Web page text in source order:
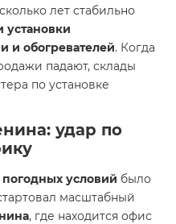
лет стабильно
и обогревателей. Когда
падают, склады
по установке
удар по
условий было
масштабный
, где находится офис